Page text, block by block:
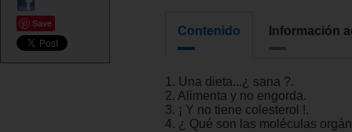
Save
Contenido Información
1. Una dieta...¿ sana ?.
2. Alimenta y no engorda.
3. ¡ Y no tiene colesterol !.
4. ¿ Qué son las moléculas